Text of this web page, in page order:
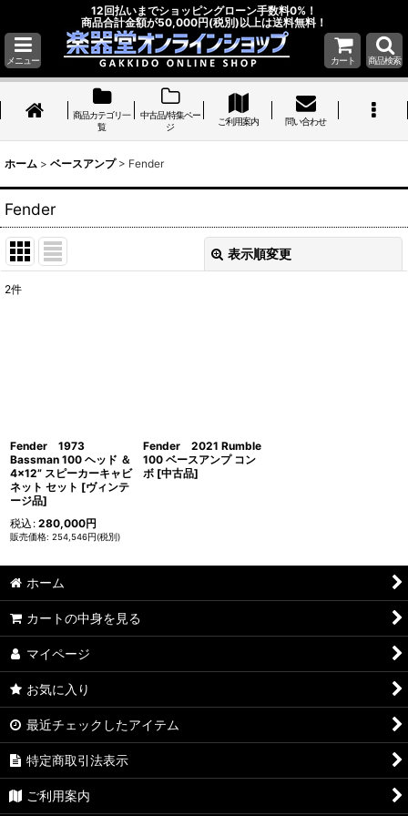
12回払いまでショッピングローン手数料0%！
商品合計金額が50,000円(税別)以上は送料無料！
メニュー カート 商品検索
商品カテゴリ一
覧
中古品/特集ペー
ジ
ご利用案内 問い合わせ
ホーム > ベースアンプ > Fender
Fender
表示順変更
2件
Fender 1973
Bassman 100 ヘッド ＆
4×12” スピーカーキャビ
ネット セット [ヴィンテ
ージ品]
254,546円(税別)
税込 : 280,000円
Fender 2021 Rumble
100 ベースアンプ コン
ボ [中古品]
ホーム
カートの中身を見る
マイページ
お気に入り
最近チェックしたアイテム
特定商取引法表示
ご利用案内